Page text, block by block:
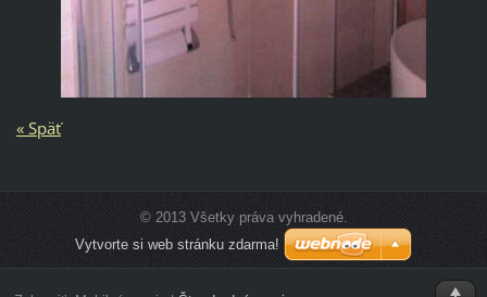
« Späť
© 2013 Všetky práva vyhradené.
Vytvorte si web stránku zdarma!